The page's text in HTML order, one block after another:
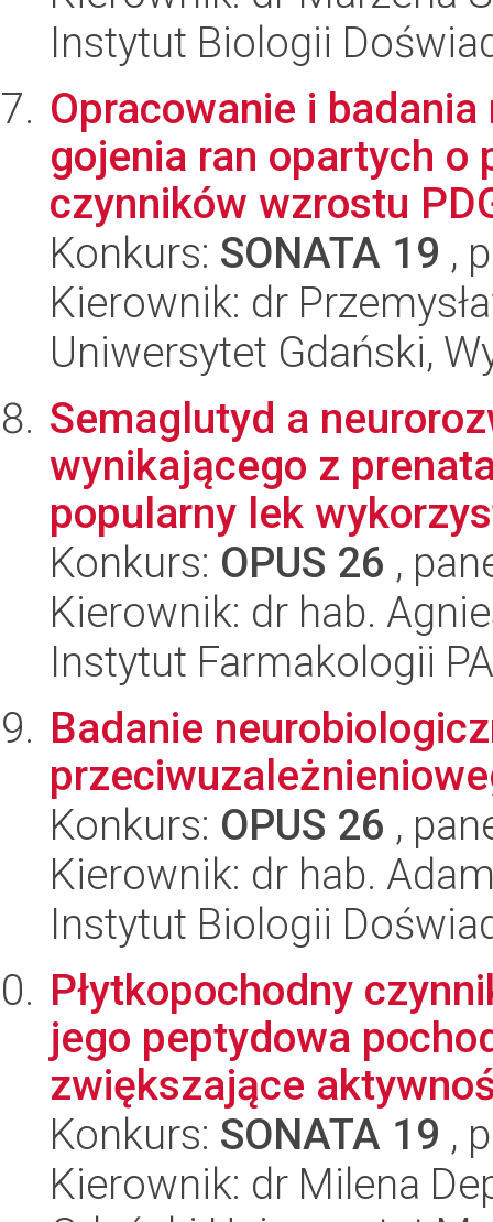
Instytut Biologii
Opracowanie i
gojenia ran opartych o
czynników wzrostu
Konkurs: SONATA 19 ,
Kierownik: dr
Uniwersytet Gdański,
Semaglutyd a
wynikającego z
popularny lek
Konkurs: OPUS 26 ,
Kierownik: dr hab.
Instytut Farmakologii
Badanie
Konkurs: OPUS 26 ,
Kierownik: dr hab.
Instytut Biologii
Płytkopochodny
jego peptydowa
zwiększające
Konkurs: SONATA 19 ,
Kierownik: dr Milena